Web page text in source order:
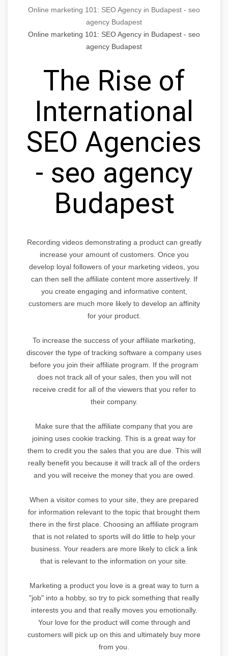
Online marketing 101: SEO Agency in Budapest - seo
agency Budapest
Online marketing 101: SEO Agency in Budapest - seo
agency Budapest
The Rise of
International
SEO Agencies
- seo agency
Budapest
Recording videos demonstrating a product can greatly
increase your amount of customers. Once you
develop loyal followers of your marketing videos, you
can then sell the affiliate content more assertively. If
you create engaging and informative content,
customers are much more likely to develop an affinity
for your product.
To increase the success of your affiliate marketing,
discover the type of tracking software a company uses
before you join their affiliate program. If the program
does not track all of your sales, then you will not
receive credit for all of the viewers that you refer to
their company.
Make sure that the affiliate company that you are
joining uses cookie tracking. This is a great way for
them to credit you the sales that you are due. This will
really benefit you because it will track all of the orders
and you will receive the money that you are owed.
When a visitor comes to your site, they are prepared
for information relevant to the topic that brought them
there in the first place. Choosing an affiliate program
that is not related to sports will do little to help your
business. Your readers are more likely to click a link
that is relevant to the information on your site.
Marketing a product you love is a great way to turn a
"job" into a hobby, so try to pick something that really
interests you and that really moves you emotionally.
Your love for the product will come through and
customers will pick up on this and ultimately buy more
from you.